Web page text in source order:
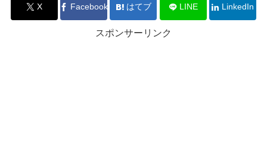
X Facebook はてブ LINE LinkedIn
スポンサーリンク